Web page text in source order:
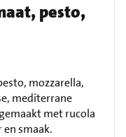
pesto,
mozzarella,
mediterrane
met rucola
smaak.